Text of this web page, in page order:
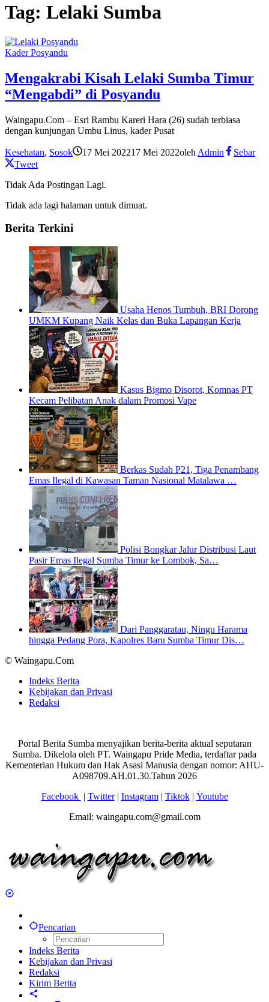
Tag: Lelaki Sumba
Kader Posyandu
Mengakrabi Kisah Lelaki Sumba Timur
“Mengabdi” di Posyandu
Waingapu.Com – Esri Rambu Kareri Hara (26) sudah terbiasa
dengan kunjungan Umbu Linus, kader Pusat
Kesehatan, Sosok 17 Mei 202217 Mei 2022oleh Admin
Sebar
Tweet
Tidak Ada Postingan Lagi.
Tidak ada lagi halaman untuk dimuat.
Berita Terkini
Usaha Henos Tumbuh, BRI Dorong
UMKM Kupang Naik Kelas dan Buka Lapangan Kerja
Kasus Bigmo Disorot, Komnas PT
Kecam Pelibatan Anak dalam Promosi Vape
Berkas Sudah P21, Tiga Penambang
Emas Ilegal di Kawasan Taman Nasional Matalawa …
Polisi Bongkar Jalur Distribusi Laut
Pasir Emas Ilegal Sumba Timur ke Lombok, Sa…
Dari Panggaratau, Ningu Harama
hingga Pedang Pora, Kapolres Baru Sumba Timur Dis…
© Waingapu.Com
Indeks Berita
Kebijakan dan Privasi
Redaksi
Portal Berita Sumba menyajikan berita-berita aktual seputaran
Sumba. Dikelola oleh PT. Waingapu Pride Media, terdaftar pada
Kementerian Hukum dan Hak Asasi Manusia dengan nomor: AHU-
A098709.AH.01.30.Tahun 2026
Facebook | Twitter| Instagram| Tiktok| Youtube
Email: waingapu.com@gmail.com
Pencarian
Indeks Berita
Kebijakan dan Privasi
Redaksi
Kirim Berita